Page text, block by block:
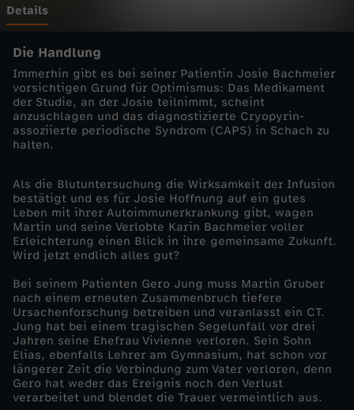
r
-
U
n
e
r
z
e
i
h
Details
Die Handlung
Immerhin gibt es bei seiner Patientin Josie Bachmeier
vorsichtigen Grund für Optimismus: Das Medikament
der Studie, an der Josie teilnimmt, scheint
anzuschlagen und das diagnostizierte Cryopyrin-
assoziierte periodische Syndrom (CAPS) in Schach zu
halten.
Als die Blutuntersuchung die Wirksamkeit der Infusion
bestätigt und es für Josie Hoffnung auf ein gutes
Leben mit ihrer Autoimmunerkrankung gibt, wagen
Martin und seine Verlobte Karin Bachmeier voller
Erleichterung einen Blick in ihre gemeinsame Zukunft.
Wird jetzt endlich alles gut?
Bei seinem Patienten Gero Jung muss Martin Gruber
nach einem erneuten Zusammenbruch tiefere
Ursachenforschung betreiben und veranlasst ein CT.
Jung hat bei einem tragischen Segelunfall vor drei
Jahren seine Ehefrau Vivienne verloren. Sein Sohn
Elias, ebenfalls Lehrer am Gymnasium, hat schon vor
längerer Zeit die Verbindung zum Vater verloren, denn
Gero hat weder das Ereignis noch den Verlust
verarbeitet und blendet die Trauer vermeintlich aus.